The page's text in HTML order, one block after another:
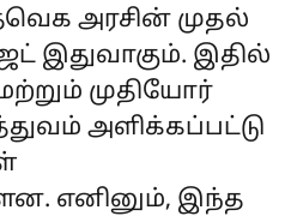
அரசின் முதல்
இதுவாகும். இதில்
முதியோர்
அளிக்கப்பட்டு
எனினும், இந்த